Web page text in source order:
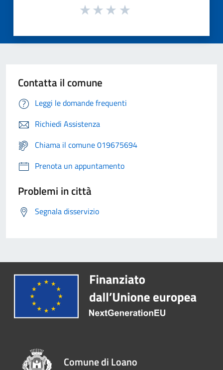
Contatta il comune
Leggi le domande frequenti
Richiedi Assistenza
Chiama il comune 019675694
Prenota un appuntamento
Problemi in città
Segnala disservizio
Comune di Loano